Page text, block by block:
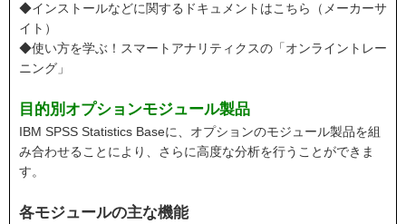
◆インストールなどに関するドキュメントはこちら（メーカーサ
イト）
◆使い方を学ぶ！スマートアナリティクスの「オンライントレー
ニング」
目的別オプションモジュール製品
IBM SPSS Statistics Baseに、オプションのモジュール製品を組
み合わせることにより、さらに高度な分析を行うことができま
す。
各モジュールの主な機能